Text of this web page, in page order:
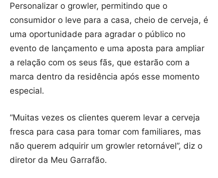
Personalizar o growler, permitindo que o
consumidor o leve para a casa, cheio de cerveja, é
uma oportunidade para agradar o público no
evento de lançamento e uma aposta para ampliar
a relação com os seus fãs, que estarão com a
marca dentro da residência após esse momento
especial.
“Muitas vezes os clientes querem levar a cerveja
fresca para casa para tomar com familiares, mas
não querem adquirir um growler retornável”, diz o
diretor da Meu Garrafão.